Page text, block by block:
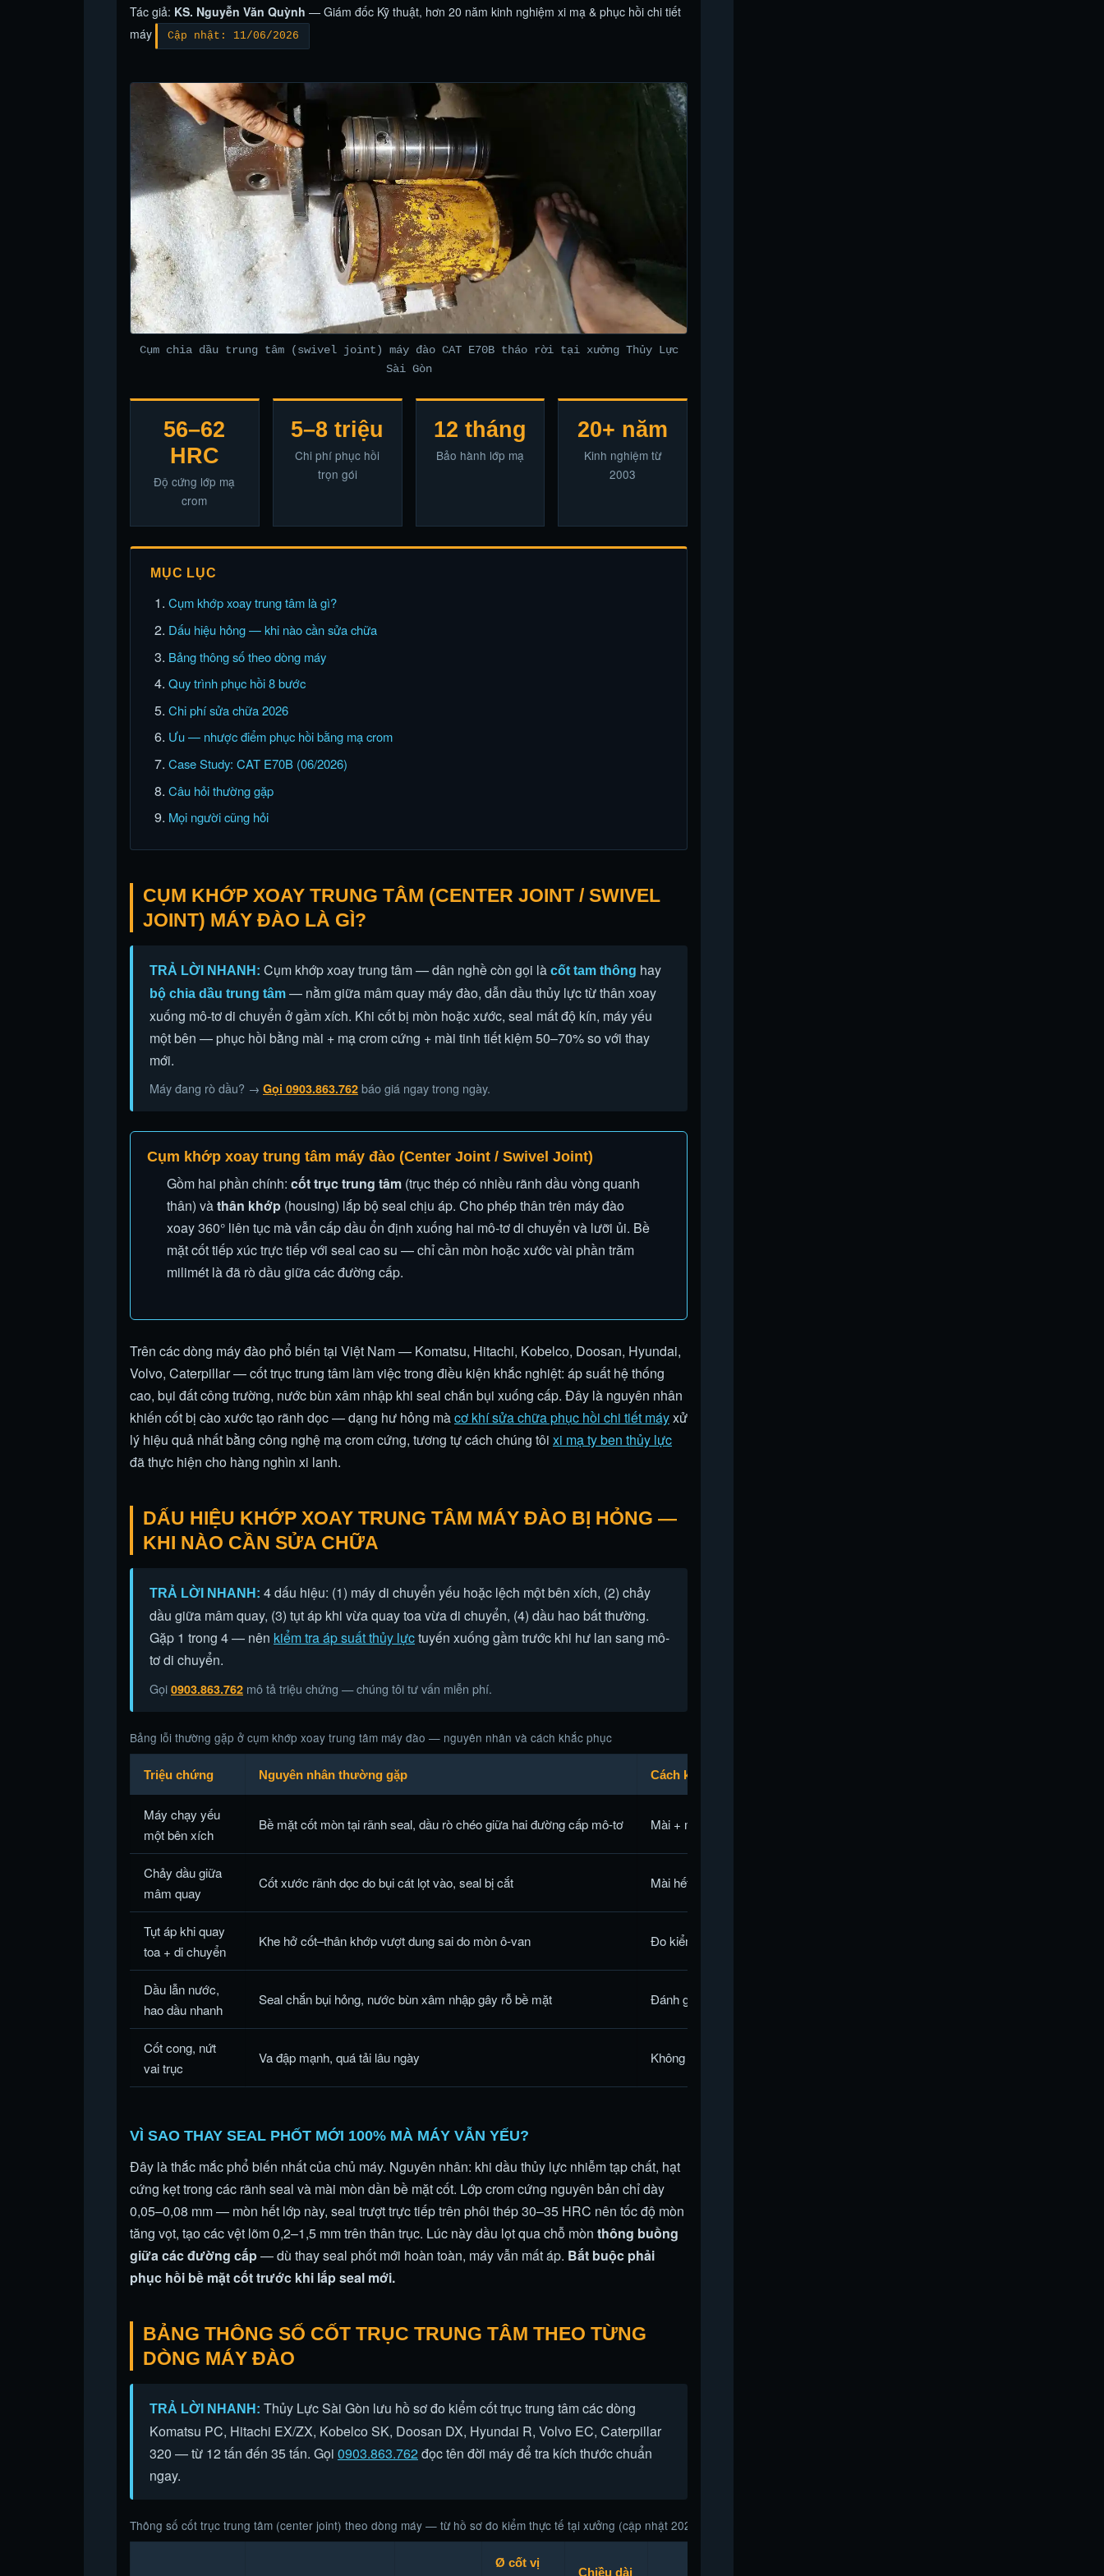
Tác giả: KS. Nguyễn Văn Quỳnh — Giám đốc Kỹ thuật, hơn 20 năm kinh nghiệm xi mạ & phục hồi chi tiết
máy
Cập nhật: 11/06/2026
Cụm chia dầu trung tâm (swivel joint) máy đào CAT E70B tháo rời tại xưởng Thủy Lực
Sài Gòn
56–62
HRC
Độ cứng lớp mạ
crom
5–8 triệu
Chi phí phục hồi
trọn gói
12 tháng
Bảo hành lớp mạ
20+ năm
Kinh nghiệm từ
2003
MỤC LỤC
Cụm khớp xoay trung tâm là gì?
Dấu hiệu hỏng — khi nào cần sửa chữa
Bảng thông số theo dòng máy
Quy trình phục hồi 8 bước
Chi phí sửa chữa 2026
Ưu — nhược điểm phục hồi bằng mạ crom
Case Study: CAT E70B (06/2026)
Câu hỏi thường gặp
Mọi người cũng hỏi
CỤM KHỚP XOAY TRUNG TÂM (CENTER JOINT / SWIVEL
JOINT) MÁY ĐÀO LÀ GÌ?
TRẢ LỜI NHANH: Cụm khớp xoay trung tâm — dân nghề còn gọi là cốt tam thông hay
bộ chia dầu trung tâm — nằm giữa mâm quay máy đào, dẫn dầu thủy lực từ thân xoay
xuống mô-tơ di chuyển ở gầm xích. Khi cốt bị mòn hoặc xước, seal mất độ kín, máy yếu
một bên — phục hồi bằng mài + mạ crom cứng + mài tinh tiết kiệm 50–70% so với thay
mới.
Máy đang rò dầu? → Gọi 0903.863.762 báo giá ngay trong ngày.
Cụm khớp xoay trung tâm máy đào (Center Joint / Swivel Joint)
Gồm hai phần chính: cốt trục trung tâm (trục thép có nhiều rãnh dầu vòng quanh
thân) vàthân khớp (housing) lắp bộ seal chịu áp. Cho phép thân trên máy đào
xoay 360° liên tục mà vẫn cấp dầu ổn định xuống hai mô-tơ di chuyển và lưỡi ủi. Bề
mặt cốt tiếp xúc trực tiếp với seal cao su — chỉ cần mòn hoặc xước vài phần trăm
milimét là đã rò dầu giữa các đường cấp.
Trên các dòng máy đào phổ biến tại Việt Nam — Komatsu, Hitachi, Kobelco, Doosan, Hyundai,
Volvo, Caterpillar — cốt trục trung tâm làm việc trong điều kiện khắc nghiệt: áp suất hệ thống
cao, bụi đất công trường, nước bùn xâm nhập khi seal chắn bụi xuống cấp. Đây là nguyên nhân
khiến cốt bị cào xước tạo rãnh dọc — dạng hư hỏng màcơ khí sửa chữa phục hồi chi tiết máyxử
lý hiệu quả nhất bằng công nghệ mạ crom cứng, tương tự cách chúng tôi xi mạ ty ben thủy lực
đã thực hiện cho hàng nghìn xi lanh.
DẤU HIỆU KHỚP XOAY TRUNG TÂM MÁY ĐÀO BỊ HỎNG —
KHI NÀO CẦN SỬA CHỮA
TRẢ LỜI NHANH: 4 dấu hiệu: (1) máy di chuyển yếu hoặc lệch một bên xích, (2) chảy
dầu giữa mâm quay, (3) tụt áp khi vừa quay toa vừa di chuyển, (4) dầu hao bất thường.
Gặp 1 trong 4 — nên kiểm tra áp suất thủy lựctuyến xuống gầm trước khi hư lan sang mô-
tơ di chuyển.
Gọi 0903.863.762 mô tả triệu chứng — chúng tôi tư vấn miễn phí.
Bảng lỗi thường gặp ở cụm khớp xoay trung tâm máy đào — nguyên nhân và cách khắc phục
Triệu chứng Nguyên nhân thường gặp Cách khắc phục
Máy chạy yếu
một bên xích
Bề mặt cốt mòn tại rãnh seal, dầu rò chéo giữa hai đường cấp mô-tơ Mài + mạ crom cứng bù kích thước + thay seal kit
Chảy dầu giữa
mâm quay
Cốt xước rãnh dọc do bụi cát lọt vào, seal bị cắt Mài hết vết xước, mạ crom phục hồi, thay toàn bộ seal
Tụt áp khi quay
toa + di chuyển
Khe hở cốt–thân khớp vượt dung sai do mòn ô-van Đo kiểm, mạ bù đúng lượng mòn từng vị trí, mài tinh về dung sai hãng
Dầu lẫn nước,
hao dầu nhanh
Seal chắn bụi hỏng, nước bùn xâm nhập gây rỗ bề mặt Đánh giá độ rỗ; rỗ nông xử lý bằng mài + mạ, rỗ sâu cân nhắc chế tạo mới
Cốt cong, nứt
vai trục
Va đập mạnh, quá tải lâu ngày Không nên mạ phục hồi — tiện chế tạo cốt mới theo mẫu
VÌ SAO THAY SEAL PHỐT MỚI 100% MÀ MÁY VẪN YẾU?
Đây là thắc mắc phổ biến nhất của chủ máy. Nguyên nhân: khi dầu thủy lực nhiễm tạp chất, hạt
cứng kẹt trong các rãnh seal và mài mòn dần bề mặt cốt. Lớp crom cứng nguyên bản chỉ dày
0,05–0,08 mm — mòn hết lớp này, seal trượt trực tiếp trên phôi thép 30–35 HRC nên tốc độ mòn
tăng vọt, tạo các vệt lõm 0,2–1,5 mm trên thân trục. Lúc này dầu lọt qua chỗ mòn thông buồng
giữa các đường cấp— dù thay seal phốt mới hoàn toàn, máy vẫn mất áp. Bắt buộc phải
phục hồi bề mặt cốt trước khi lắp seal mới.
BẢNG THÔNG SỐ CỐT TRỤC TRUNG TÂM THEO TỪNG
DÒNG MÁY ĐÀO
TRẢ LỜI NHANH: Thủy Lực Sài Gòn lưu hồ sơ đo kiểm cốt trục trung tâm các dòng
Komatsu PC, Hitachi EX/ZX, Kobelco SK, Doosan DX, Hyundai R, Volvo EC, Caterpillar
320 — từ 12 tấn đến 35 tấn. Gọi 0903.863.762đọc tên đời máy để tra kích thước chuẩn
ngay.
Thông số cốt trục trung tâm (center joint) theo dòng máy — từ hồ sơ đo kiểm thực tế tại xưởng (cập nhật 2026)
Ø cốt vị
Chiều dài